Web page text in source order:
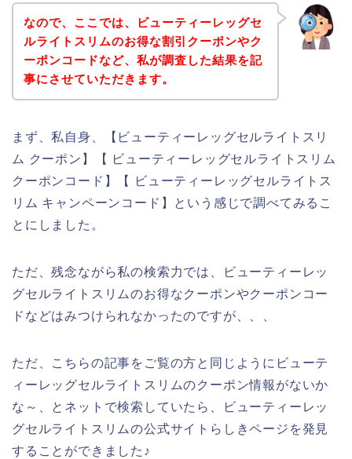
なので、ここでは、ビューティーレッグセ
ルライトスリムのお得な割引クーポンやク
ーポンコードなど、私が調査した結果を記
事にさせていただきます。
まず、私自身、【ビューティーレッグセルライトスリ
ム クーポン】【 ビューティーレッグセルライトスリム
クーポンコード】【 ビューティーレッグセルライトス
リム キャンペーンコード】という感じで調べてみるこ
とにしました。
ただ、残念ながら私の検索力では、ビューティーレッ
グセルライトスリムのお得なクーポンやクーポンコー
ドなどはみつけられなかったのですが、、、
ただ、こちらの記事をご覧の方と同じようにビューテ
ィーレッグセルライトスリムのクーポン情報がないか
な～、とネットで検索していたら、ビューティーレッ
グセルライトスリムの公式サイトらしきページを発見
することができました♪